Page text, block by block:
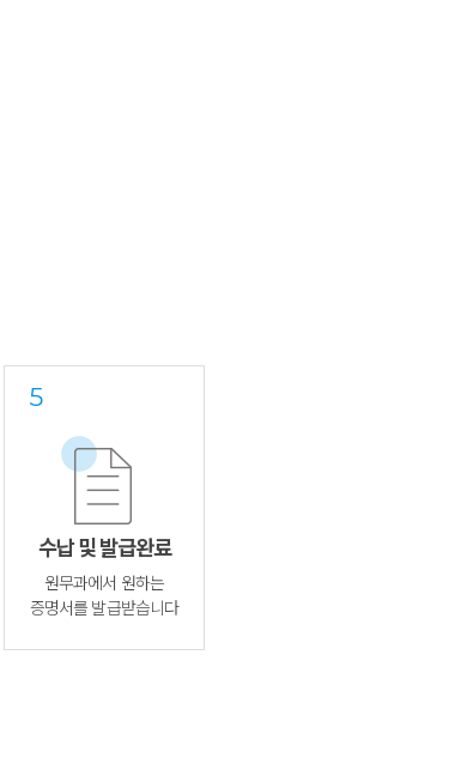
수납 및 발급완료
원무과에서 원하는
증명서를 발급받습니다